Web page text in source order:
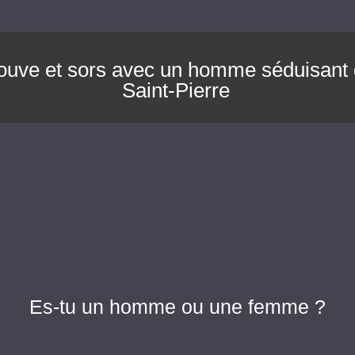
et sors avec un homme séduisant
Saint-Pierre
Es-tu un homme ou une femme ?